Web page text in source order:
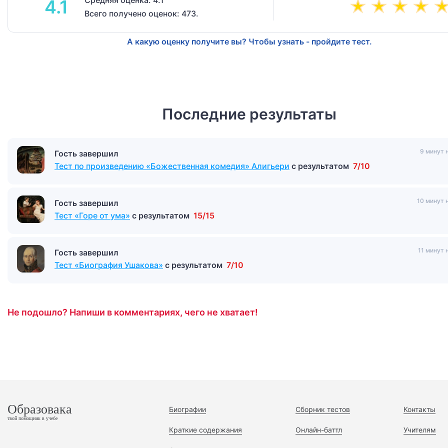
4.1
Всего получено оценок: 473.
А какую оценку получите вы? Чтобы узнать - пройдите тест.
Последние результаты
Гость завершил
Тест по произведению «Божественная комедия» Алигьери с результатом 7/10
9 минут
Гость завершил
Тест «Горе от ума» с результатом 15/15
10 минут
Гость завершил
Тест «Биография Ушакова» с результатом 7/10
11 минут
Не подошло? Напиши в комментариях, чего не хватает!
Образовака
твой помощник в учебе
Биографии
Краткие содержания
Сборник тестов
Онлайн-баттл
Контакты
Учителям